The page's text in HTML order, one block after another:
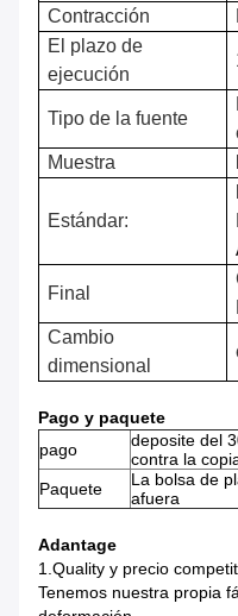
Contracción
El plazo de
ejecución
Tipo de la fuente
Muestra
Estándar:
Final
Cambio
dimensional
Pago y paquete
pago
deposite del
contra la
Paquete
La bolsa de
afuera
Adantage
1.Quality y precio
Tenemos nuestra propia